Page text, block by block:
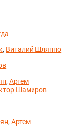
, Виталий Шляппо
,Артем
Шамиров
,Артем